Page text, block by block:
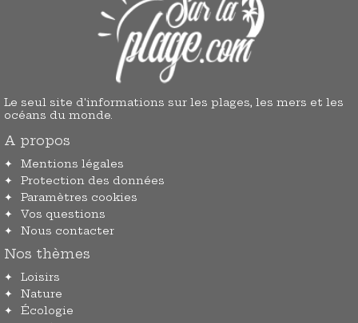
Le seul site d'informations sur les plages, les mers et les
océans du monde.
A propos
Mentions légales
Protection des données
Paramètres cookies
Vos questions
Nous contacter
Nos thèmes
Loisirs
Nature
Écologie